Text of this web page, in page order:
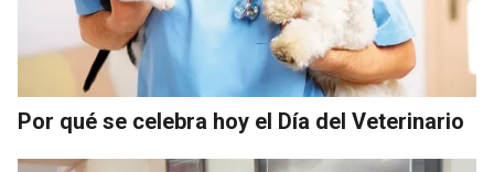
Por qué se celebra hoy el Día del Veterinario